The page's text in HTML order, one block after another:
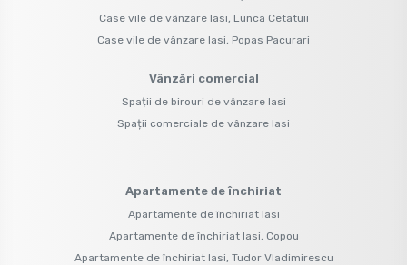
Case vile de vânzare Iasi, Lunca Cetatuii
Case vile de vânzare Iasi, Popas Pacurari
Vânzări comercial
Spații de birouri de vânzare Iasi
Spații comerciale de vânzare Iasi
Apartamente de închiriat
Apartamente de închiriat Iasi
Apartamente de închiriat Iasi, Copou
Apartamente de închiriat Iasi, Tudor Vladimirescu